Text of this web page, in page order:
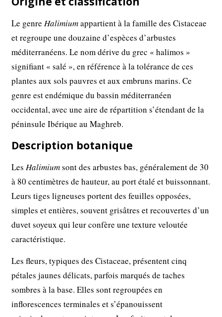
Le genreHalimiumappartient à la famille des Cistaceae
et regroupe une douzaine d’espèces d’arbustes
méditerranéens. Le nom dérive du grec « halimos »
signifiant « salé », en référence à la tolérance de ces
plantes aux sols pauvres et aux embruns marins. Ce
genre est endémique du bassin méditerranéen
occidental, avec une aire de répartition s’étendant de la
péninsule Ibérique au Maghreb.
Description botanique
LesHalimiumsont des arbustes bas, généralement de 30
à 80 centimètres de hauteur, au port étalé et buissonnant.
Leurs tiges ligneuses portent des feuilles opposées,
simples et entières, souvent grisâtres et recouvertes d’un
duvet soyeux qui leur confère une texture veloutée
caractéristique.
Les fleurs, typiques des Cistaceae, présentent cinq
pétales jaunes délicats, parfois marqués de taches
sombres à la base. Elles sont regroupées en
inflorescences terminales et s’épanouissent